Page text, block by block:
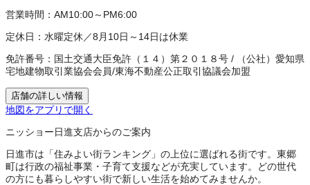
営業時間： AM10:00～PM6:00
定休日： 水曜定休／8月10日～14日は休業
免許番号： 国土交通大臣免許（１４）第２０１８号 /
（公社）愛知県
宅地建物取引業協会会員/東海不動産公正取引協議会加盟
店舗の詳しい情報
地図をアプリで開く
ニッショー日進支店からのご案内
日進市は「住みよい街ランキング」の上位に選ばれる街です。東郷
町は行政の福祉事業・子育て支援などが充実しています。どの世代
の方にも暮らしやすい街で新しい生活を始めてみませんか。